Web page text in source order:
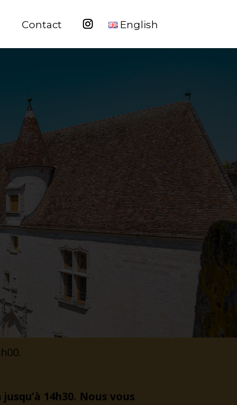
Contact English
14h30. Nous vous